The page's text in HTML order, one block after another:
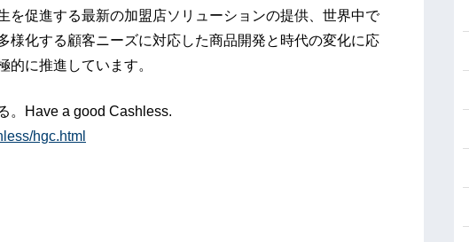
を促進する最新の加盟店ソリューションの提供、世界中で
様化する顧客ニーズに対応した商品開発と時代の変化に応
的に推進しています。
。Have a good Cashless.
hgc.html